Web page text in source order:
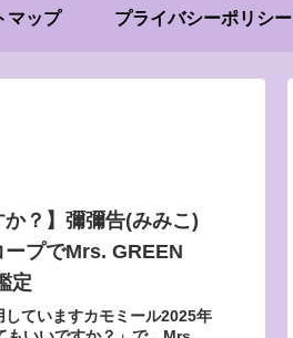
マップ プライバシーポリシー
か？】彌彌告(みみこ)
プでMrs. GREEN
定
ていますカモミール2025年